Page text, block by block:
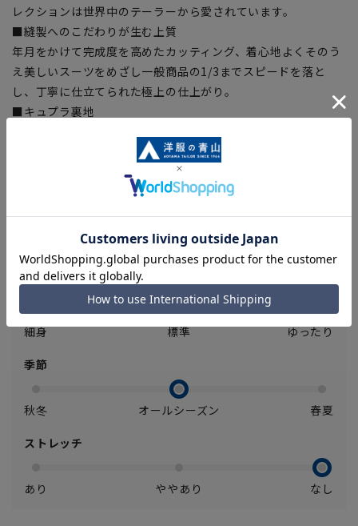
レクションは世界中のテーラーから愛されています。
■縫製へのこだわりが生む上質
年月をかけて完成度を高めたカッティング、着心地よくそのう
え美しいスーツをめざし一般商品の1/3までスピードを落と
し、丁寧に仕立てられた極上の仕上がり。
■キュプラ裏地
採用、滑らかな着心地をサポート。
■アジャスター(±6cm)
ウエスト調節可能、実寸から前後約6cm可動します。
シルエット
細身 標準 ゆったり
季節
秋冬 オールシーズン 春夏
ストレッチ
あり ややあり なし